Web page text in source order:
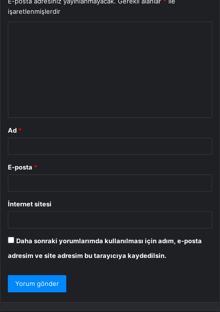
işaretlenmişlerdir
Ad *
E-posta *
İnternet sitesi
Daha sonraki yorumlarımda kullanılması için adım, e-posta
adresim ve site adresim bu tarayıcıya kaydedilsin.